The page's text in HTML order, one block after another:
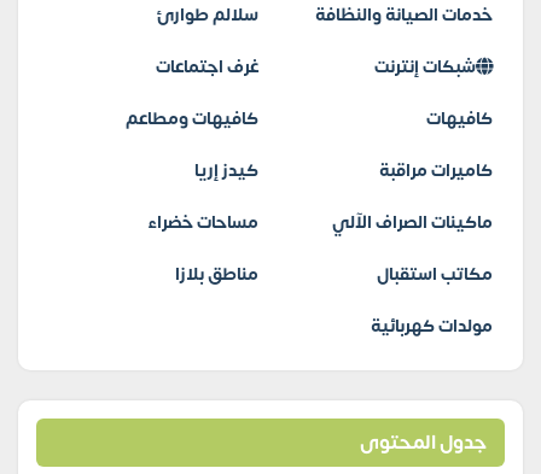
خدمات الصيانة والنظافة
سلالم طوارئ
شبكات إنترنت
غرف اجتماعات
كافيهات
كافيهات ومطاعم
كاميرات مراقبة
كيدز إريا
ماكينات الصراف الآلي
مساحات خضراء
مكاتب استقبال
مناطق بلازا
مولدات كهربائية
جدول المحتوى